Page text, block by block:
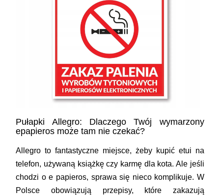
Pułapki Allegro: Dlaczego Twój wymarzony
epapieros może tam nie czekać?
Allegro to fantastyczne miejsce, żeby kupić etui na
telefon, używaną książkę czy karmę dla kota. Ale jeśli
chodzi oe papieros, sprawa się nieco komplikuje. W
Polsce obowiązują przepisy, które zakazują